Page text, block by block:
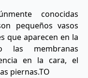
conocidas
pequeños vasos
que aparecen en la
membranas
en la cara, el
piernas.TO